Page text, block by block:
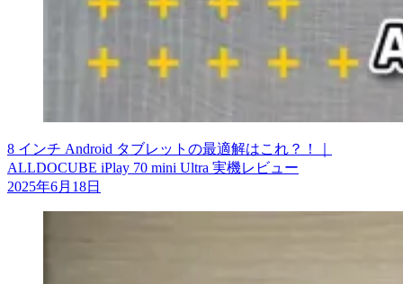
8 インチ Android タブレットの最適解はこれ？！｜
ALLDOCUBE iPlay 70 mini Ultra 実機レビュー
2025年6月18日